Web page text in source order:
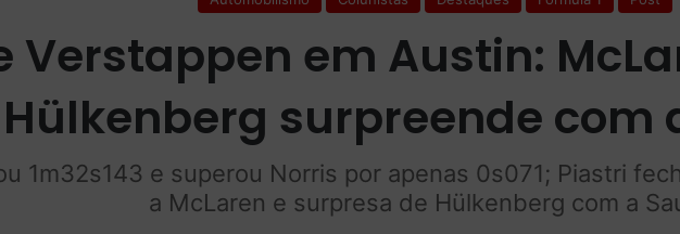
Verstappen em Austin:
Hülkenberg surpreende com
1m32s143 e superou Norris por apenas 0s071; Piastri
a McLaren e surpresa de Hülkenberg com a